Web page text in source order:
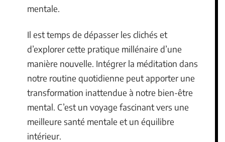
mentale.
Il est temps de dépasser les clichés et
d’explorer cette pratique millénaire d’une
manière nouvelle. Intégrer la méditation dans
notre routine quotidienne peut apporter une
transformation inattendue à notre bien-être
mental. C’est un voyage fascinant vers une
meilleure santé mentale et un équilibre
intérieur.